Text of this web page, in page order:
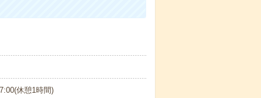
休憩1時間)